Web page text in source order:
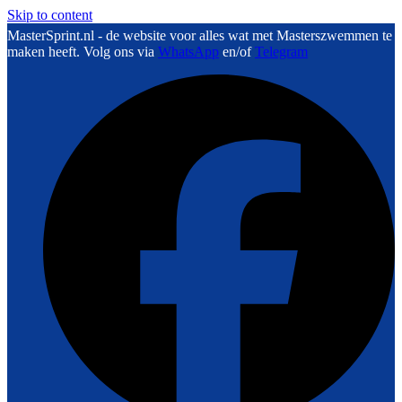
Skip to content
MasterSprint.nl - de website voor alles wat met Masterszwemmen te
maken heeft. Volg ons via WhatsApp en/ofTelegram